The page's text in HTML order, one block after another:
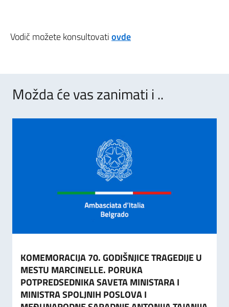
Vodič možete konsultovatiovde
Možda će vas zanimati i ..
KOMEMORACIJA 70. GODIŠNJICE TRAGEDIJE U
MESTU MARCINELLE. PORUKA
POTPREDSEDNIKA SAVETA MINISTARA I
MINISTRA SPOLJNIH POSLOVA I